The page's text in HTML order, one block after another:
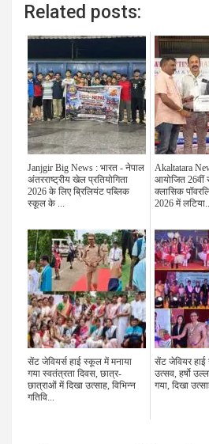
Related posts:
Janjgir Big News : भारत - नेपाल
अंतरराष्ट्रीय खेल प्रतियोगिता
2026 के लिए ब्रिलियंट पब्लिक
स्कूल के ...
Akaltatara
आयोजित 26वीं
क्लासिक
2026 में लटिया...
सेंट जेवियर्स हाई स्कूल में मनाया
गया स्वतंत्रता दिवस, छात्र-
छात्राओं में दिखा उत्साह, विभिन्न
गतिवि...
सेंट जेवियर हाई
उत्सव, हर्षो
गया, दिखा